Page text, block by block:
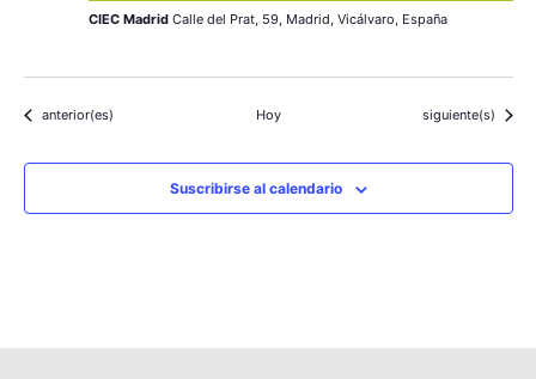
CIEC Madrid Calle del Prat, 59, Madrid, Vicálvaro, España
Eventos
anterior(es) Hoy Eventos
siguiente(s)
Suscribirse al calendario